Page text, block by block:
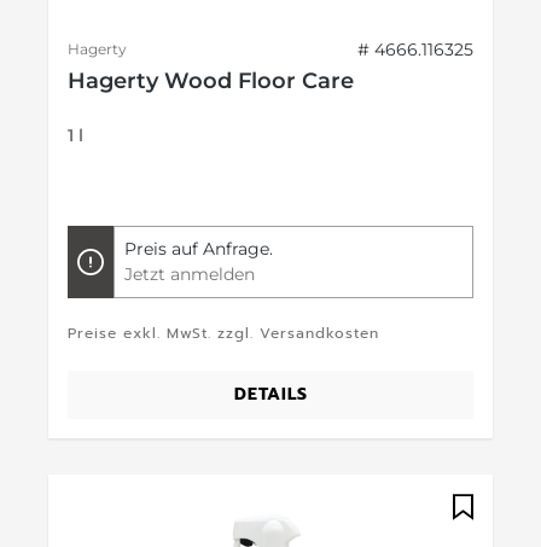
Hagerty # 4666.116325
Hagerty Wood Floor Care
1 l
Preis auf Anfrage.
Jetzt anmelden
Preise exkl. MwSt. zzgl. Versandkosten
DETAILS